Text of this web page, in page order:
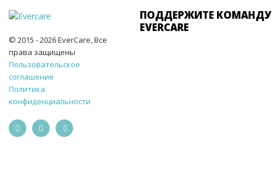
© 2015 - 2026 EverCare, Все
права защищены
Пользовательское
соглашение
Политика
конфиденциальности
ПОДДЕРЖИТЕ КОМАНДУ
EVERCARE